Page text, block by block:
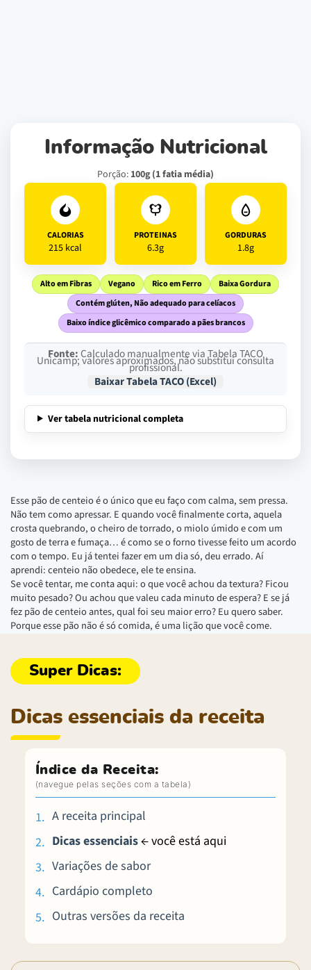
Informação Nutricional
Porção: 100g (1 fatia média)
CALORIAS
215 kcal
PROTEINAS
6.3g
GORDURAS
1.8g
Alto em Fibras Vegano Rico em Ferro
Baixa Gordura
Contém glúten, Não adequado para celíacos
Baixo índice glicêmico comparado a pães brancos
Fonte:Calculado manualmente via Tabela TACO
Unicamp; valores aproximados, não substitui consulta
profissional.
Baixar Tabela TACO (Excel)
Ver tabela nutricional completa
Esse pão de centeio é o único que eu faço com calma, sem pressa.
Não tem como apressar. E quando você finalmente corta, aquela
crosta quebrando, o cheiro de torrado, o miolo úmido e com um
gosto de terra e fumaça… é como se o forno tivesse feito um acordo
com o tempo. Eu já tentei fazer em um dia só, deu errado. Aí
aprendi: centeio não obedece, ele te ensina.
Se você tentar, me conta aqui: o que você achou da textura? Ficou
muito pesado? Ou achou que valeu cada minuto de espera? E se já
fez pão de centeio antes, qual foi seu maior erro? Eu quero saber.
Porque esse pão não é só comida, é uma lição que você come.
Dicas essenciais da receita
Índice da Receita:
A receita principal
Dicas essenciais← você está aqui
Variações de sabor
Cardápio completo
Outras versões da receita